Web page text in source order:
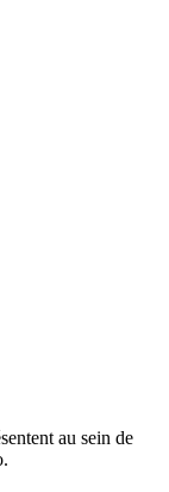
au sein de